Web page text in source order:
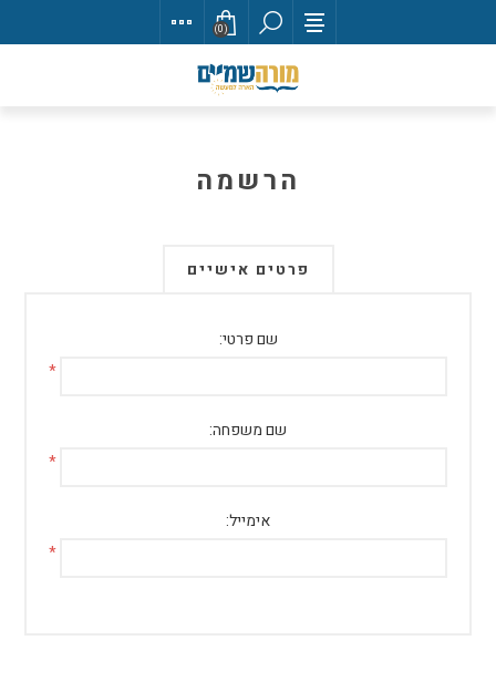
(0)
הרשמה
פרטים אישיים
שם פרטי:
*
שם משפחה:
*
אימייל:
*